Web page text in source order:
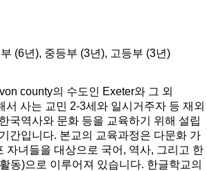
(6년), 중등부 (3년), 고등부 (3년)
county의 수도인 Exeter와 그 외
서 사는 교민 2-3세와 일시거주자 등 재외
국역사와 문화 등을 교육하기 위해 설립
간입니다. 본교의 교육과정은 다문화 가
자녀들을 대상으로 국어, 역사, 그리고 한
동)으로 이루어져 있습니다. 한글학교의